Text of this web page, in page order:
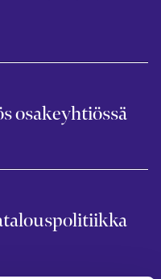
osakeyhtiössä